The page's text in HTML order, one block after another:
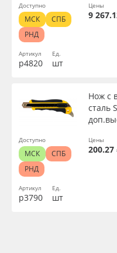
Артикул
р4820
Ед.
шт
Цены
9
Доступно
МСК
СПБ
РНД
Артикул
р3790
Нож с
сталь
Ед.
шт
Цены
200.27
Доступно
МСК
СПБ
РНД